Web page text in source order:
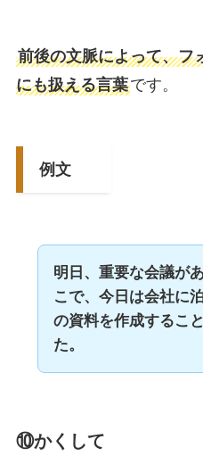
前後の文脈によって、フ
にも扱える言葉です。
例文
明日、重要な会議が
こで、今日は会社に
の資料を作成するこ
た。
⑩かくして